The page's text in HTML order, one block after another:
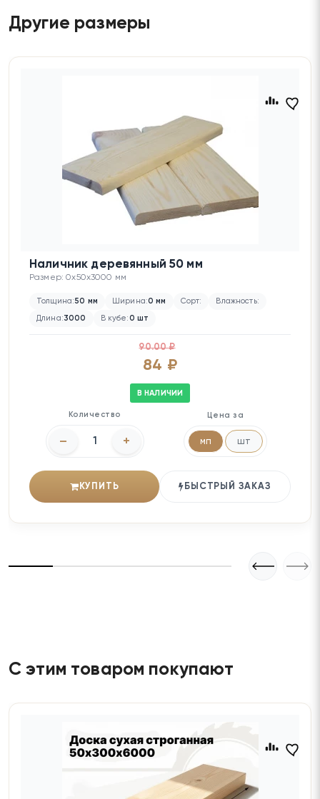
Другие размеры
Наличник деревянный 50 мм
Размер: 0x50x3000 мм
Толщина:50 мм Ширина:0 мм Сорт: Влажность:
Длина:3000 В кубе:0 шт
90.00 ₽
84 ₽
В НАЛИЧИИ
Количество
– +
Цена за
мп шт
КУПИТЬ БЫСТРЫЙ ЗАКАЗ
С этим товаром покупают